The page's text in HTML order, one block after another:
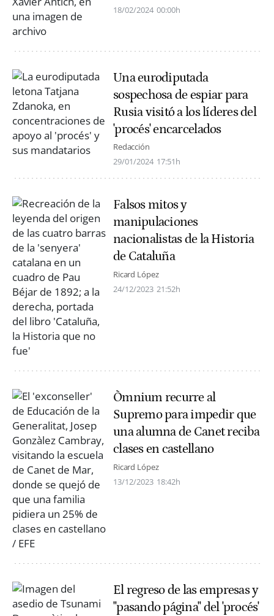
18/02/2024 00:00h
Una eurodiputada
sospechosa de espiar para
Rusia visitó a los líderes del
'procés' encarcelados
Redacción
29/01/2024 17:51h
Falsos mitos y
manipulaciones
nacionalistas de la Historia
de Cataluña
Ricard López
24/12/2023 21:52h
Òmnium recurre al
Supremo para impedir que
una alumna de Canet reciba
clases en castellano
Ricard López
13/12/2023 18:42h
El regreso de las empresas y
"pasando página" del 'procés'